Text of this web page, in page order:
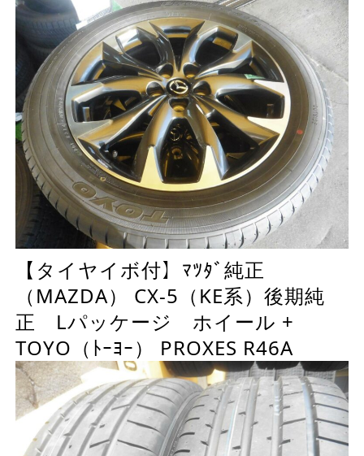
【タイヤイボ付】ﾏﾂﾀﾞ純正
（MAZDA） CX-5（KE系）後期純
正 Lパッケージ ホイール +
TOYO（ﾄｰﾖｰ） PROXES R46A